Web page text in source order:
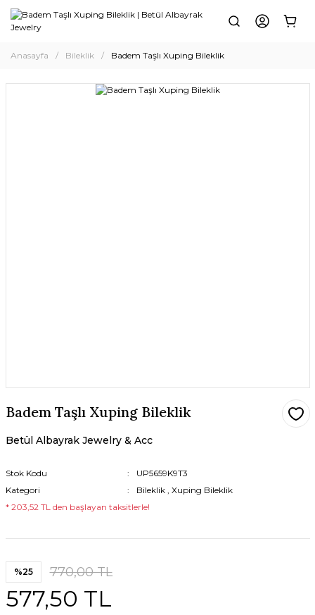
Anasayfa Bileklik Badem Taşlı Xuping Bileklik
Badem Taşlı Xuping Bileklik
Betül Albayrak Jewelry & Acc
Stok Kodu
UP5659K9T3
Kategori
Bileklik , Xuping Bileklik
* 203,52 TL den başlayan taksitlerle!
%25 770,00 TL
577,50 TL